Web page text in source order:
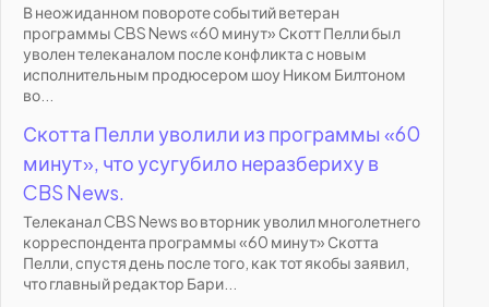
В неожиданном повороте событий ветеран
программы CBS News «60 минут» Скотт Пелли был
уволен телеканалом после конфликта с новым
исполнительным продюсером шоу Ником Билтоном
во...
Скотта Пелли уволили из программы «60
минут», что усугубило неразбериху в
CBS News.
Телеканал CBS News во вторник уволил многолетнего
корреспондента программы «60 минут» Скотта
Пелли, спустя день после того, как тот якобы заявил,
что главный редактор Бари...